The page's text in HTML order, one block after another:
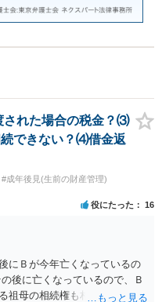
れた場合の税金？⑶
できない？⑷借金返
#成年後見(生前の財産管理)
役にたった 16
にＢが今年亡くなっているの
後に亡くなっているので、Ｂ
祖母の相続権も相続すること